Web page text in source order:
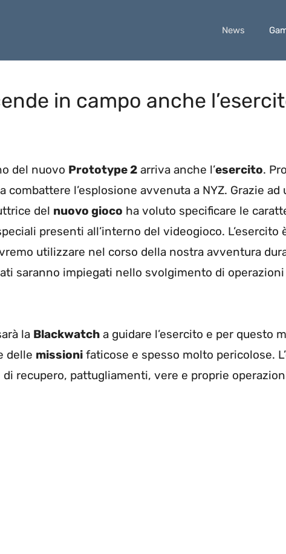
News
in campo anche
del nuovo Prototype 2 arriva anche l’esercito.
l’esplosione avvenuta a NYZ. Grazie ad
del nuovo gioco ha voluto specificare le
presenti all’interno del videogioco. L’esercito
utilizzare nel corso della nostra avventura
saranno impiegati nello svolgimento di operazioni
la Blackwatch a guidare l’esercito e per questo
delle missioni faticose e spesso molto pericolose.
recupero, pattugliamenti, vere e proprie